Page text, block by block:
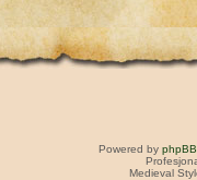
Powered by phpBB
Medieval